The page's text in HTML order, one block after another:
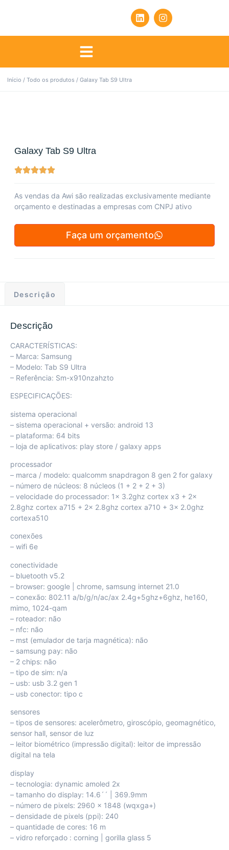
Início / Todo os produtos / Galaxy Tab S9 Ultra
Galaxy Tab S9 Ultra
As vendas da Awi são realizadas exclusivamente mediante
orçamento e destinadas a empresas com CNPJ ativo
Faça um orçamento
Descrição
Descrição
CARACTERÍSTICAS:
– Marca: Samsung
– Modelo: Tab S9 Ultra
– Referência: Sm-x910nzahzto
ESPECIFICAÇÕES:
sistema operacional
– sistema operacional + versão: android 13
– plataforma: 64 bits
– loja de aplicativos: play store / galaxy apps
processador
– marca / modelo: qualcomm snapdragon 8 gen 2 for galaxy
– número de núcleos: 8 núcleos (1 + 2 + 2 + 3)
– velocidade do processador: 1x 3.2ghz cortex x3 + 2x
2.8ghz cortex a715 + 2x 2.8ghz cortex a710 + 3x 2.0ghz
cortexa510
conexões
– wifi 6e
conectividade
– bluetooth v5.2
– browser: google | chrome, samsung internet 21.0
– conexão: 802.11 a/b/g/n/ac/ax 2.4g+5ghz+6ghz, he160,
mimo, 1024-qam
– roteador: não
– nfc: não
– mst (emulador de tarja magnética): não
– samsung pay: não
– 2 chips: não
– tipo de sim: n/a
– usb: usb 3.2 gen 1
– usb conector: tipo c
sensores
– tipos de sensores: acelerômetro, giroscópio, geomagnético,
sensor hall, sensor de luz
– leitor biométrico (impressão digital): leitor de impressão
digital na tela
display
– tecnologia: dynamic amoled 2x
– tamanho do display: 14.6´´ | 369.9mm
– número de pixels: 2960 x 1848 (wqxga+)
– densidade de pixels (ppi): 240
– quantidade de cores: 16 m
– vidro reforçado : corning | gorilla glass 5